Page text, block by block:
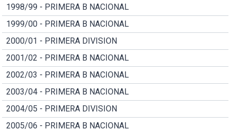
1998/99 - PRIMERA B NACIONAL
1999/00 - PRIMERA B NACIONAL
2000/01 - PRIMERA DIVISION
2001/02 - PRIMERA B NACIONAL
2002/03 - PRIMERA B NACIONAL
2003/04 - PRIMERA B NACIONAL
2004/05 - PRIMERA DIVISION
2005/06 - PRIMERA B NACIONAL